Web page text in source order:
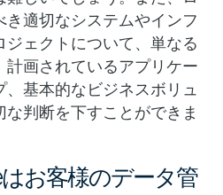
適切なシステムやインフ
ジェクトについて、単なる
画されているアプリケー
基本的なビジネスボリュ
判断を下すことができま
はお客様のデータ管